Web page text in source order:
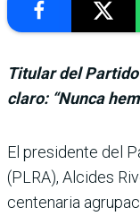
Titular del
claro: “Nunca
El presidente del
(PLRA), Alcides
cen­tenaria